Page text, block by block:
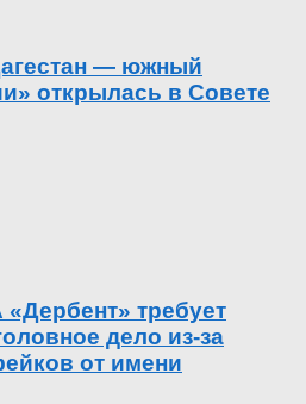
— южный
открылась в Совете
требует
дело из-за
от имени